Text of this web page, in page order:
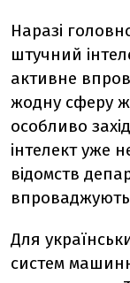
Наразі
штучний
активне
жодну сферу
особливо
інтелект уже
відомств
Для
систем